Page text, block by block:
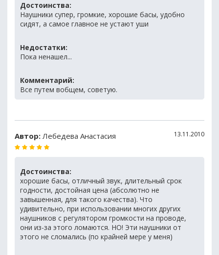
Достоинства:
Наушники супер, громкие, хорошие басы, удобно
сидят, а самое главное не устают уши
Недостатки:
Пока ненашел...
Комментарий:
Все путем вобщем, советую.
Автор: Лебедева Анастасия 13.11.2010
Достоинства:
хорошие басы, отличный звук, длительный срок
годности, достойная цена (абсолютно не
завышенная, для такого качества). Что
удивительно, при использовании многих других
наушников с регулятором громкости на проводе,
они из-за этого ломаются. НО! Эти наушники от
этого не сломались (по крайней мере у меня)